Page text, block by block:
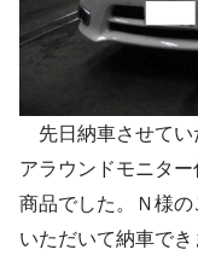
先日納車させてい
アラウンドモニタ
商品でした。Ｎ様
いただいて納車で